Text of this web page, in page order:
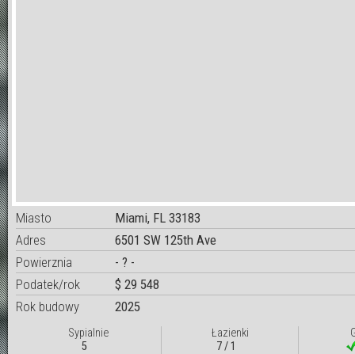
Miasto
Miami, FL 33183
Adres
6501 SW 125th Ave
Powierznia
- ? -
Podatek/rok
$ 29 548
Rok budowy
2025
Sypialnie
5
Łazienki
7 / 1